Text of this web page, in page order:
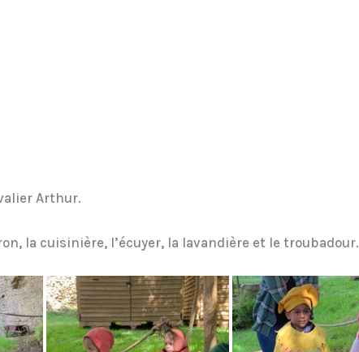
Arthur.
la cuisinière, l’écuyer, la lavandière et le troubadour.